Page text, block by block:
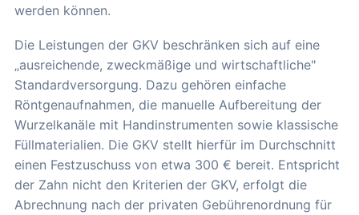
werden können.
Die Leistungen der GKV beschränken sich auf eine
„ausreichende, zweckmäßige und wirtschaftliche"
Standardversorgung. Dazu gehören einfache
Röntgenaufnahmen, die manuelle Aufbereitung der
Wurzelkanäle mit Handinstrumenten sowie klassische
Füllmaterialien. Die GKV stellt hierfür im Durchschnitt
einen Festzuschuss von etwa 300 € bereit. Entspricht
der Zahn nicht den Kriterien der GKV, erfolgt die
Abrechnung nach der privaten Gebührenordnung für